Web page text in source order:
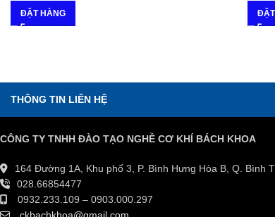
ĐẶT HÀNG
THÔNG TIN LIÊN HỆ
CÔNG TY TNHH ĐÀO TẠO NGHỀ CƠ KHÍ BÁCH KHOA
164 Đường 1A, Khu phố 3, P. Bình Hưng Hòa B, Q. Bình
028.66854477
0932.233.109 – 0903.000.297